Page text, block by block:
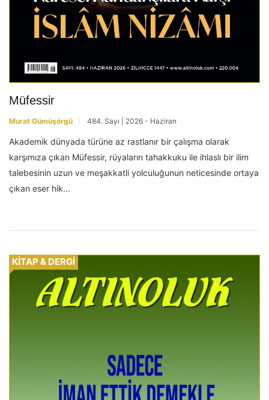
Müfessir
Murat Gümüşörgü 484. Sayı | 2026 - Haziran
Akademik dünyada türüne az rastlanır bir çalışma olarak
karşımıza çıkan Müfessir, rüyaların tahakkuku ile ihlaslı bir ilim
talebesinin uzun ve meşakkatli yolculuğunun neticesinde ortaya
çıkan eser hik...
KİTAP & DERGİ